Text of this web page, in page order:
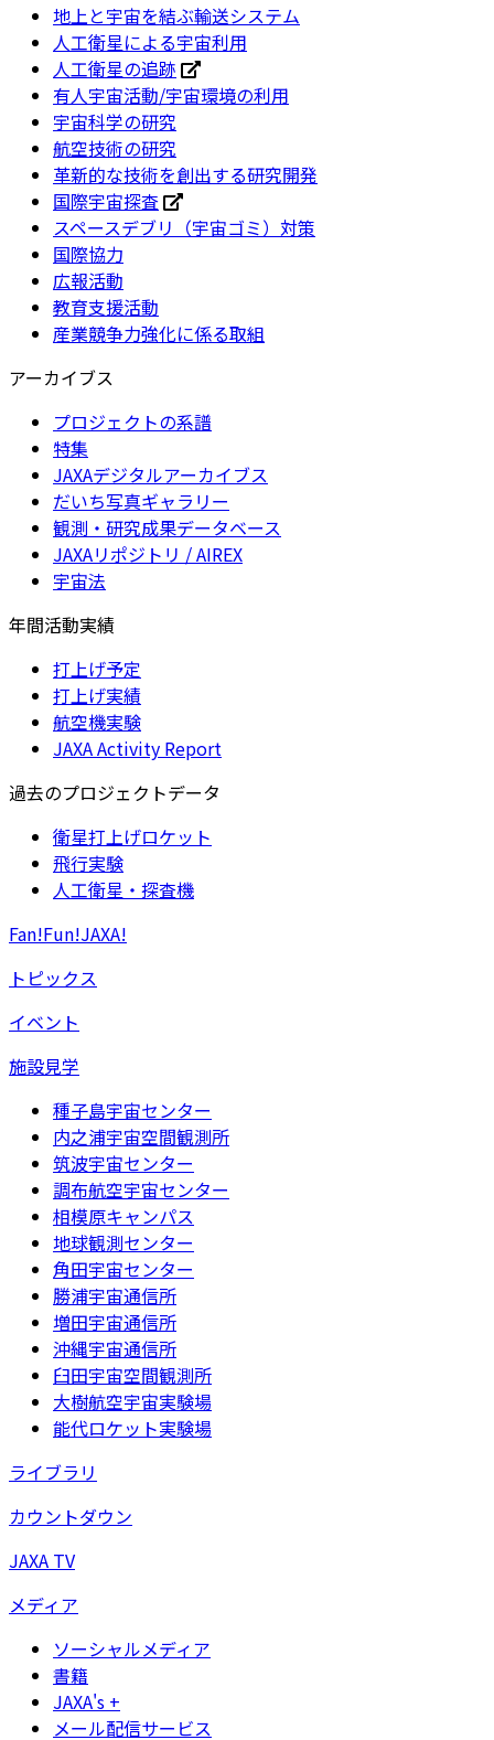
地上と宇宙を結ぶ輸送システム
人工衛星による宇宙利用
人工衛星の追跡
有人宇宙活動/宇宙環境の利用
宇宙科学の研究
航空技術の研究
革新的な技術を創出する研究開発
国際宇宙探査
スペースデブリ（宇宙ゴミ）対策
国際協力
広報活動
教育支援活動
産業競争力強化に係る取組
アーカイブス
プロジェクトの系譜
特集
JAXAデジタルアーカイブス
だいち写真ギャラリー
観測・研究成果データベース
JAXAリポジトリ / AIREX
宇宙法
年間活動実績
打上げ予定
打上げ実績
航空機実験
JAXA Activity Report
過去のプロジェクトデータ
衛星打上げロケット
飛行実験
人工衛星・探査機
Fan!Fun!JAXA!
トピックス
イベント
施設見学
種子島宇宙センター
内之浦宇宙空間観測所
筑波宇宙センター
調布航空宇宙センター
相模原キャンパス
地球観測センター
角田宇宙センター
勝浦宇宙通信所
増田宇宙通信所
沖縄宇宙通信所
臼田宇宙空間観測所
大樹航空宇宙実験場
能代ロケット実験場
ライブラリ
カウントダウン
JAXA TV
メディア
ソーシャルメディア
書籍
JAXA's +
メール配信サービス